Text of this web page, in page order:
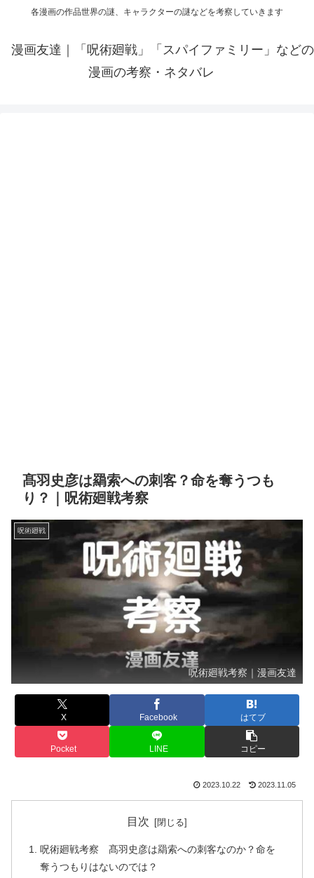
各漫画の作品世界の謎、キャラクターの謎などを考察していきます
漫画友達｜「呪術廻戦」「スパイファミリー」などの
漫画の考察・ネタバレ
髙羽史彦は羂索への刺客？命を奪うつも
り？｜呪術廻戦考察
呪術廻戦
呪術廻戦考察｜漫画友達
X Facebook はてブ
Pocket LINE コピー
2023.10.22 2023.11.05
目次
呪術廻戦考察 髙羽史彦は羂索への刺客なのか？命を
奪うつもりはないのでは？